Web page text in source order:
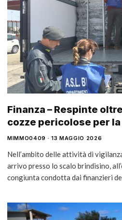
Finanza – Respinte
cozze pericolose per
MIMMO0409 13 MAGGIO 2026
Nell’ambito delle attività di
arrivo presso lo scalo brindisino,
congiunta condotta dai finanzieri